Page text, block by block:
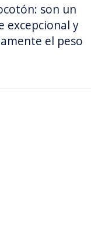
son un
excepcional y
el peso